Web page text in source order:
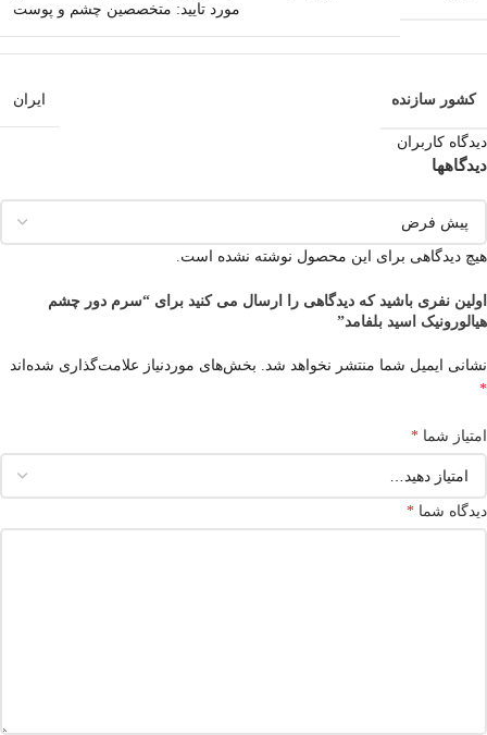
مورد تایید: متخصصین چشم و پوست
کشور سازنده ایران
دیدگاه کاربران
دیدگاهها
هیچ دیدگاهی برای این محصول نوشته نشده است.
اولین نفری باشید که دیدگاهی را ارسال می کنید برای “سرم دور چشم
هیالورونیک اسید بلفامد”
نشانی ایمیل شما منتشر نخواهد شد. بخش‌های موردنیاز علامت‌گذاری شده‌اند
*
امتیاز شما *
دیدگاه شما *